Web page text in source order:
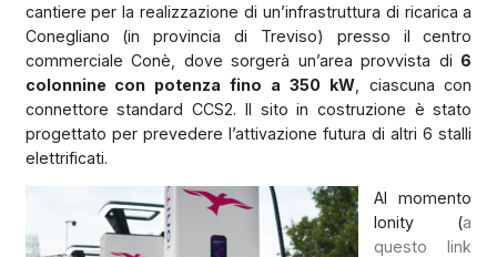
cantiere per la realizzazione di un’infrastruttura di ricarica a
Conegliano (in provincia di Treviso) presso il centro
commerciale Conè, dove sorgerà un’area provvista di 6
colonnine con potenza fino a 350 kW, ciascuna con
connettore standard CCS2. Il sito in costruzione è stato
progettato per prevedere l’attivazione futura di altri 6 stalli
elettrificati.
Al momento
Ionity (a
questo link